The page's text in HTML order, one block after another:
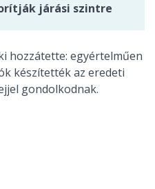
járási szintre
hozzátette: egyértelműen
készítették az eredeti
gondolkodnak.